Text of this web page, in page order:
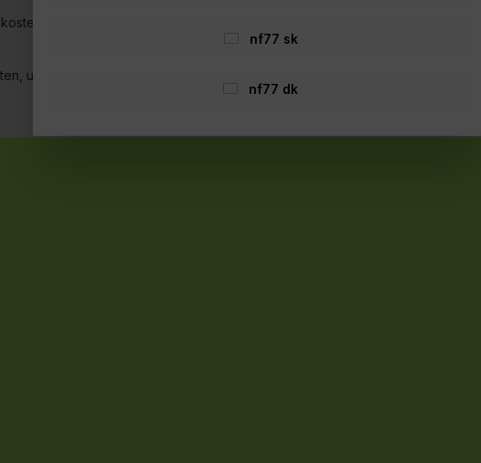
und ggf. Nachnahmegebühren, wenn nicht anders angegeben.
um allen Nutzern den Zugang zu ermöglichen. Sollte Ihnen eine Barriere
nf77 sk
nf77 dk